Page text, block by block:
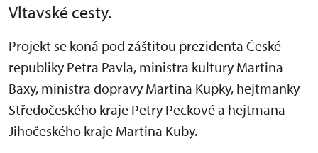
Vltavské cesty.
Projekt se koná pod záštitou prezidenta České
republiky Petra Pavla, ministra kultury Martina
Baxy, ministra dopravy Martina Kupky, hejtmanky
Středočeského kraje Petry Peckové a hejtmana
Jihočeského kraje Martina Kuby.